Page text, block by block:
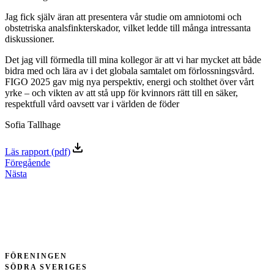
Jag fick själv äran att presentera vår studie om amniotomi och
obstetriska analsfinkterskador, vilket ledde till många intressanta
diskussioner.
Det jag vill förmedla till mina kollegor är att vi har mycket att både
bidra med och lära av i det globala samtalet om förlossningsvård.
FIGO 2025 gav mig nya perspektiv, energi och stolthet över vårt
yrke – och vikten av att stå upp för kvinnors rätt till en säker,
respektfull vård oavsett var i världen de föder
Sofia Tallhage
Läs rapport (pdf)
Föregående
Nästa
FÖRENINGEN
SÖDRA SVERIGES